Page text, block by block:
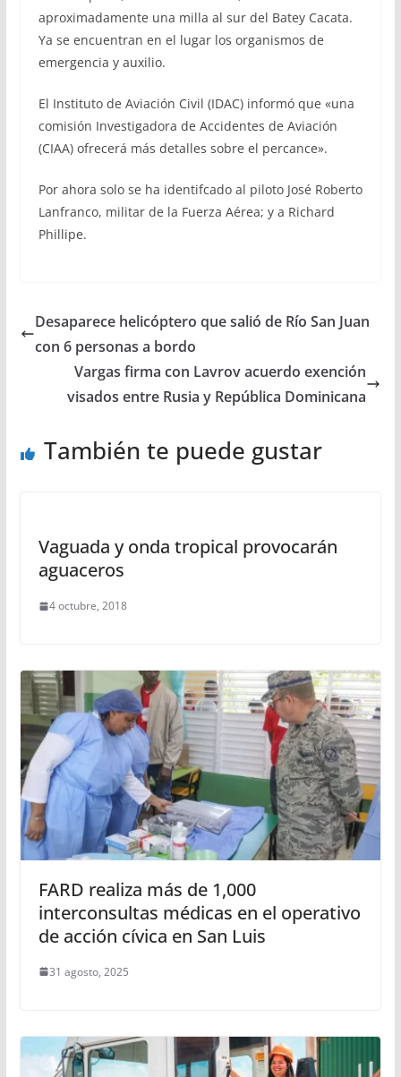
aproximadamente una milla al sur del Batey Cacata.
Ya se encuentran en el lugar los organismos de
emergencia y auxilio.
El Instituto de Aviación Civil (IDAC) informó que «una
comisión Investigadora de Accidentes de Aviación
(CIAA) ofrecerá más detalles sobre el percance».
Por ahora solo se ha identifcado al piloto José Roberto
Lanfranco, militar de la Fuerza Aérea; y a Richard
Phillipe.
Desaparece helicóptero que salió de Río San Juan
con 6 personas a bordo
Vargas firma con Lavrov acuerdo exención
visados entre Rusia y República Dominicana
También te puede gustar
Vaguada y onda tropical provocarán
aguaceros
4 octubre, 2018
FARD realiza más de 1,000
interconsultas médicas en el operativo
de acción cívica en San Luis
31 agosto, 2025